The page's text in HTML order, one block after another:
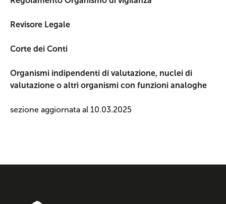
Revisore Legale
Corte dei Conti
Organismi indipendenti di valutazione, nuclei di
valutazione o altri organismi con funzioni analoghe
sezione aggiornata al 10.03.2025